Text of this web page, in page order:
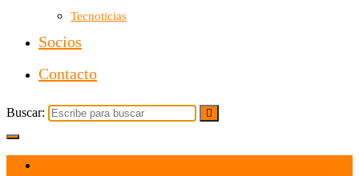
Tecnoticias
Socios
Contacto
Buscar: